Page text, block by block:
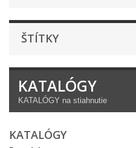
ŠTÍTKY
KATALÓGY
KATALÓGY na stiahnutie
KATALÓGY